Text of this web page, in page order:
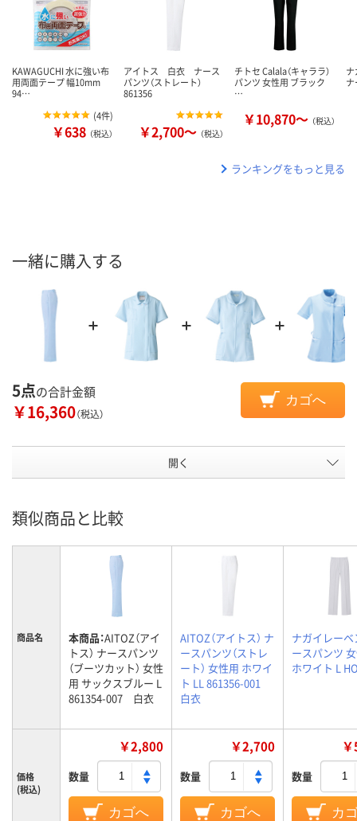
KAWAGUCHI 水に強い布
用両面テープ 幅10mm
94…
(4件)
￥638 （税込）
アイトス 白衣 ナース
パンツ（ストレート）
861356
￥2,700～ （税込）
チトセ Calala（キャララ）
パンツ 女性用 ブラック
…
￥10,870～ （税込）
ランキングをもっと見る
一緒に購入する
5点の合計金額
￥16,360（税込）
カゴへ
開く
類似商品と比較
商品名 本商品：AITOZ（アイ
トス） ナースパンツ
（ブーツカット） 女性
用 サックスブルー L
861354-007 白衣
AITOZ（アイトス） ナ
ースパンツ（ストレ
ート） 女性用 ホワイ
ト LL 861356-001
白衣
ナガイレーベ
ースパンツ
ホワイト L
価格
(税込)
￥2,800
数量
カゴへ
￥2,700
数量
カゴへ
数量
カ